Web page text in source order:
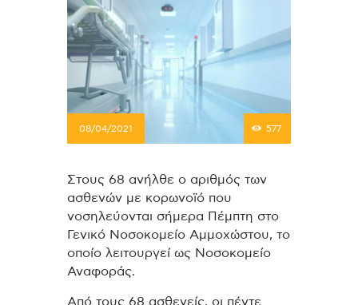
08/04/2021 577
Στους 68 ανήλθε ο αριθμός των
ασθενών με κορωνοϊό που
νοσηλεύονται σήμερα Πέμπτη στο
Γενικό Νοσοκομείο Αμμοχώστου, το
οποίο λειτουργεί ως Νοσοκομείο
Αναφοράς.
Από τους 68 ασθενείς, οι πέντε